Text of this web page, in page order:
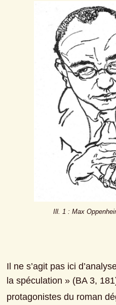
Ill. 1 : Max
Il ne s’agit pas ici
la spéculation » (BA 3,
protagonistes du roman